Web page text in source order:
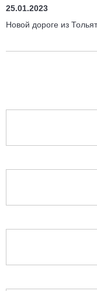
25.01.2023
Новой дороге из
Статьи